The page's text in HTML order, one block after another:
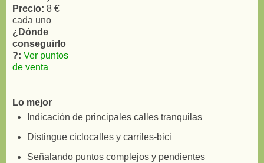
Precio: 8 €
cada uno
¿Dónde
conseguirlo
?: Ver puntos
de venta
Lo mejor
Indicación de principales calles tranquilas
Distingue ciclocalles y carriles-bici
Señalando puntos complejos y pendientes